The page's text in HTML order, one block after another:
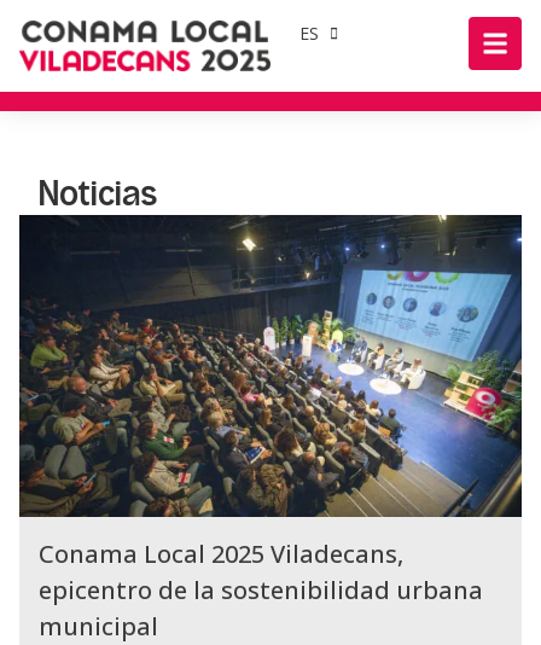
ES
Noticias
Conama Local 2025 Viladecans,
epicentro de la sostenibilidad urbana
municipal